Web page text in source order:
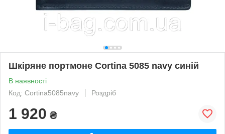
Шкіряне портмоне Cortina 5085 navy синій
В наявності
Код: Cortina5085navy
Роздріб
1 920 ₴